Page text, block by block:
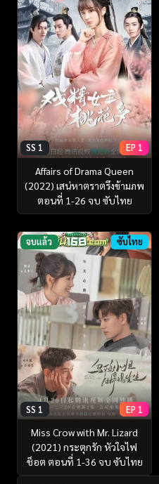
SS 1 EP 1
Affairs of Drama Queen
(2022) เสน่หาตราตรึงข้ามภพ
ตอนที่ 1-26 จบ ซับไทย
จบแล้ว ซับไทย
SS 1 EP 1
Miss Crow with Mr. Lizard
(2021) กระตุกรัก หัวใจไฟ
ช็อต ตอนที่ 1-36 จบ ซับไทย